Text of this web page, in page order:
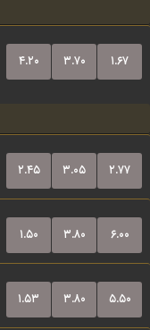
۴.۲۰ ۳.۷۰ ۱.۶۷
۲.۴۵ ۳.۰۵ ۲.۷۷
۱.۵۰ ۳.۸۰ ۶.۰۰
۱.۵۳ ۳.۸۰ ۵.۵۰